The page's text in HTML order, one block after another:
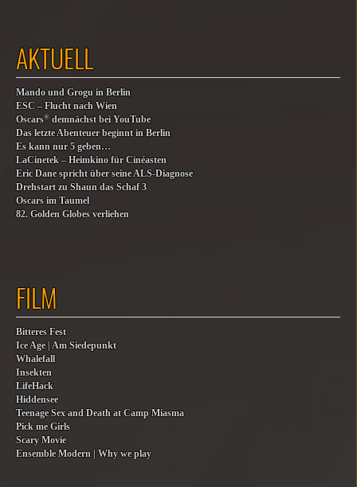
AKTUELL
Mando und Grogu in Berlin
ESC – Flucht nach Wien
Oscars® demnächst bei YouTube
Das letzte Abenteuer beginnt in Berlin
Es kann nur 5 geben…
LaCinetek – Heimkino für Cinéasten
Eric Dane spricht über seine ALS-Diagnose
Drehstart zu Shaun das Schaf 3
Oscars im Taumel
82. Golden Globes verliehen
FILM
Bitteres Fest
Ice Age | Am Siedepunkt
Whalefall
Insekten
LifeHack
Hiddensee
Teenage Sex and Death at Camp Miasma
Pick me Girls
Scary Movie
Ensemble Modern | Why we play